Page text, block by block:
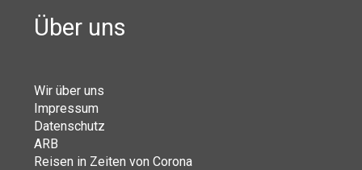
Über uns
Wir über uns
Impressum
Datenschutz
ARB
Reisen in Zeiten von Corona